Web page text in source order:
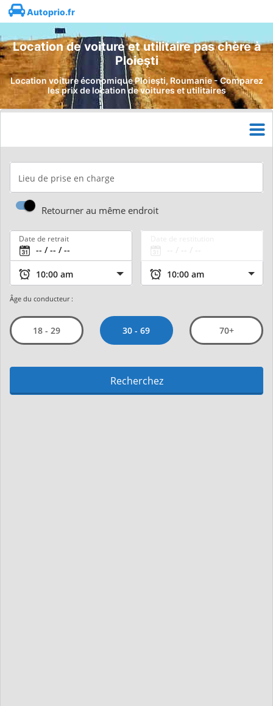
Autoprio.fr
Location de voiture et utilitaire pas chère à
Ploieşti
Location voiture économique Ploieşti, Roumanie - Comparez
les prix de location de voitures et utilitaires
Lieu de prise en charge
Retourner au même endroit
Date de retrait
Âge du conducteur :
18 - 29 30 - 69 70+
Recherchez